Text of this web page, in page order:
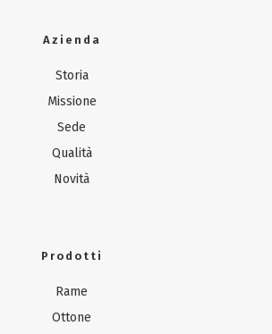
Azienda
Storia
Missione
Sede
Qualità
Novità
Prodotti
Rame
Ottone